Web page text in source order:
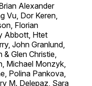
Alexander
Vu, Dor Keren,
Florian
Abbott, Htet
John Granlund,
Glen Christie,
Michael Monzyk,
Polina Pankova,
M. Delepaz, Sara